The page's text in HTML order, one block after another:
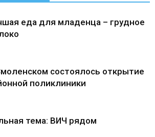
еда для младенца – грудное
состоялось открытие
поликлиники
тема: ВИЧ рядом